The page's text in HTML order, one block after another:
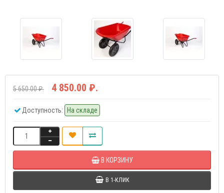
5 650.00 ₽. 4 850.00 ₽.
Доступность: На складе
В КОРЗИНУ
В 1-КЛИК